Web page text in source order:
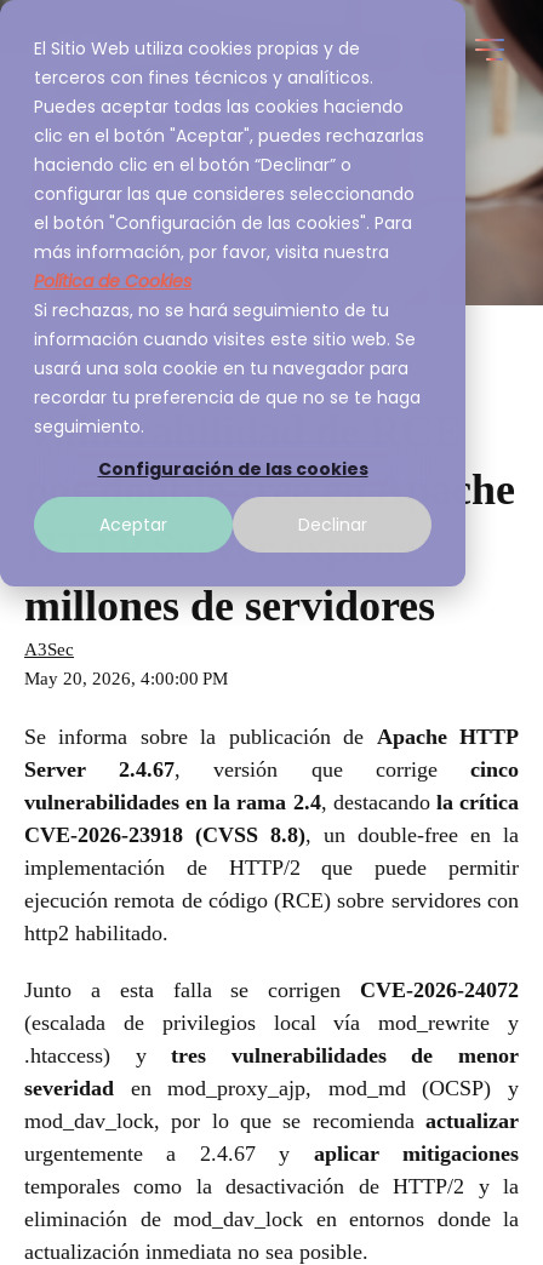
El Sitio Web utiliza cookies propias y de
terceros con fines técnicos y analíticos.
Puedes aceptar todas las cookies haciendo
clic en el botón "Aceptar", puedes rechazarlas
haciendo clic en el botón “Declinar” o
configurar las que consideres seleccionando
el botón "Configuración de las cookies". Para
más información, por favor, visita nuestra
Política de Cookies
Si rechazas, no se hará seguimiento de tu
información cuando visites este sitio web. Se
usará una sola cookie en tu navegador para
recordar tu preferencia de que no se te haga
seguimiento.
Configuración de las cookies
Aceptar Declinar
Vulnerabilidad de RCE
por double‑free en Apache
HTTP Server expone
millones de servidores
A3Sec
May 20, 2026, 4:00:00 PM
Se informa sobre la publicación de Apache HTTP
Server 2.4.67, versión que corrigecinco
vulnerabilidades en la rama 2.4, destacandola crítica
CVE‑2026‑23918 (CVSS 8.8), un double‑free en la
implementación de HTTP/2 que puede permitir
ejecución remota de código (RCE) sobre servidores con
http2 habilitado.
Junto a esta falla se corrigen CVE‑2026‑24072
(escalada de privilegios local vía mod_rewrite y
.htaccess) ytres vulnerabilidades de menor
severidad en mod_proxy_ajp, mod_md (OCSP) y
mod_dav_lock, por lo que se recomienda actualizar
urgentemente a 2.4.67 y aplicar mitigaciones
temporales como la desactivación de HTTP/2 y la
eliminación de mod_dav_lock en entornos donde la
actualización inmediata no sea posible.